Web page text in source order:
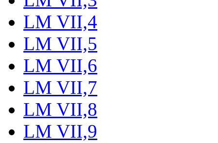
LM VII,4
LM VII,5
LM VII,6
LM VII,7
LM VII,8
LM VII,9